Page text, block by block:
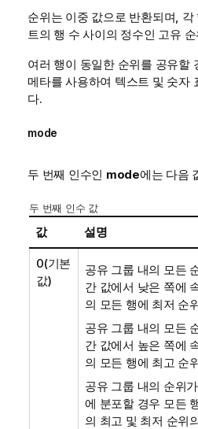
순위는 이중 값으로 반환되며, 각
트의 행 수 사이의 정수인 고유
여러 행이 동일한 순위를 공유할
메타를 사용하여 텍스트 및 숫자
다.
mode
두 번째 인수인 mode에는 다음
두 번째 인수 값
값 설명
0(기본
값)
공유 그룹 내의 모든
간 값에서 낮은 쪽에
의 모든 행에 최저 순
공유 그룹 내의 모든
간 값에서 높은 쪽에
의 모든 행에 최고 순
공유 그룹 내의 순위
에 분포할 경우 모든
의 최고 및 최저 순위